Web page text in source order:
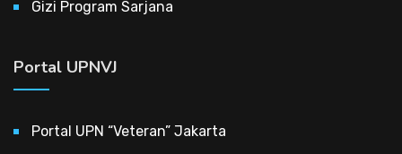
Gizi Program Sarjana
Portal UPNVJ
Portal UPN “Veteran” Jakarta